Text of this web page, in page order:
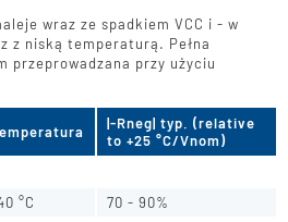
wraz ze spadkiem VCC i - w
z niską temperaturą. Pełna
przy użyciu
|-Rneg| typ. (relative
to +25 °C/Vnom)
°C
70 - 90%